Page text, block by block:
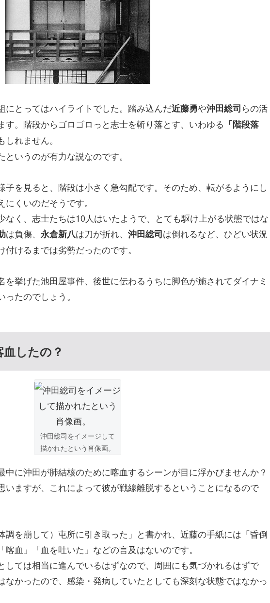
にとってはハイライトでした。踏み込んだ近藤勇や沖田総司らの活
す。階段からゴロゴロっと志士を斬り落とす、いわゆる 「階段落
れません。
いうのが有力な説なのです。
子を見ると、階段は小さく急勾配です。そのため、転がるようにし
くいのだそうです。
なく、志士たちは10人はいたようで、とても駆け上がる状態ではな
は負傷、 永倉新八は刀が折れ、 沖田総司は倒れるなど、ひどい状況
けるまでは劣勢だったのです。
を挙げた池田屋事件、後世に伝わるうちに脚色が施されてダイナミ
たのでしょう。
したの？
沖田総司をイメージして
描かれたという肖像画。
に沖田が肺結核のために喀血するシーンが目に浮かびませんか？
いますが、これによって彼が戦線離脱するということになるので
調を崩して）屯所に引き取った」と書かれ、近藤の手紙には「昏倒
血」「血を吐いた」などの言及はないのです。
しては相当に進んでいるはずなので、周囲にも気づかれるはずで
なかったので、感染・発病していたとしても深刻な状態ではなかっ